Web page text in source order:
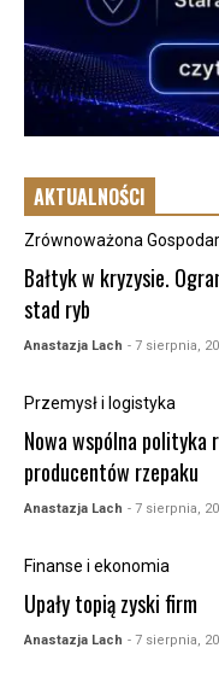
AKTUALNOŚCI
Zrównoważona
Bałtyk w kryzysie.
stad ryb
Anastazja Lach - 7 sierpnia,
Przemysł i logistyka
Nowa wspólna polityka
producentów rzepaku
Anastazja Lach - 7 sierpnia,
Finanse i ekonomia
Upały topią zyski firm
Anastazja Lach - 7 sierpnia,